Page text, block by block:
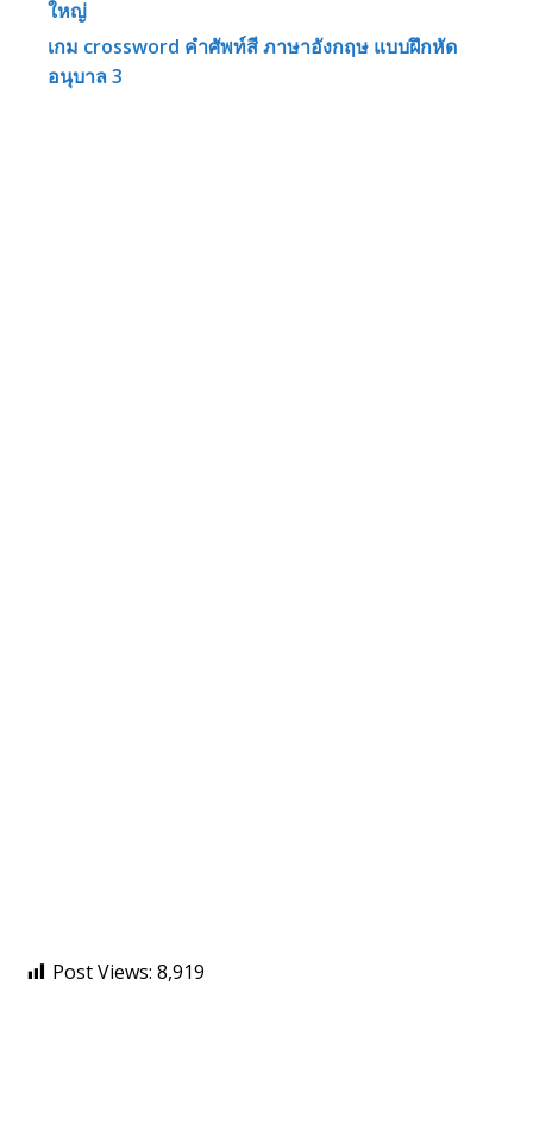
ใหญ่
เกม crossword คำศัพท์สี ภาษาอังกฤษ แบบฝึกหัด
อนุบาล 3
Post Views: 8,919